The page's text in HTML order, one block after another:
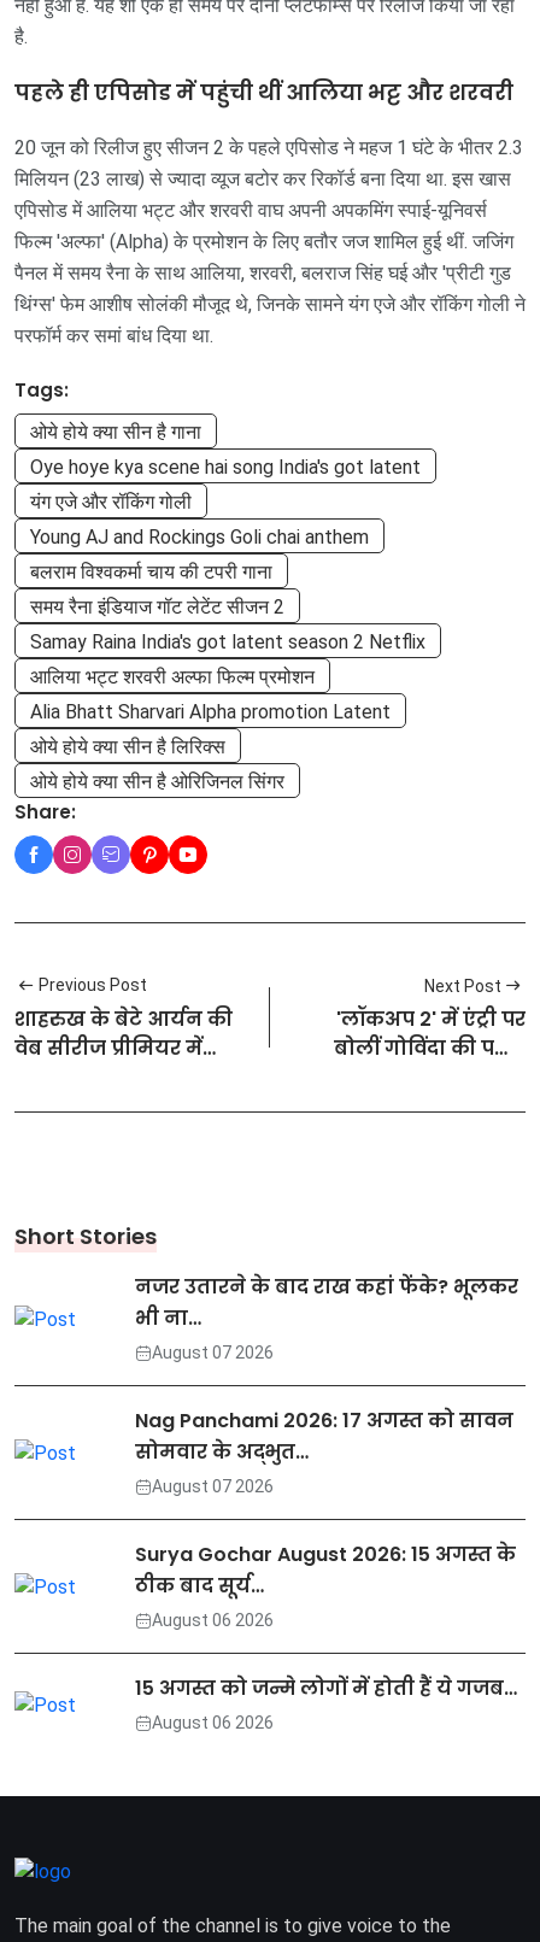
नहीं हुआ है. यह शो एक ही समय पर दोनों प्लेटफॉर्म्स पर रिलीज किया जा रहा
है.
पहले ही एपिसोड में पहुंची थीं आलिया भट्ट और शरवरी
20 जून को रिलीज हुए सीजन 2 के पहले एपिसोड ने महज 1 घंटे के भीतर 2.3
मिलियन (23 लाख) से ज्यादा व्यूज बटोर कर रिकॉर्ड बना दिया था. इस खास
एपिसोड में आलिया भट्ट और शरवरी वाघ अपनी अपकमिंग स्पाई-यूनिवर्स
फिल्म 'अल्फा' (Alpha) के प्रमोशन के लिए बतौर जज शामिल हुई थीं. जजिंग
पैनल में समय रैना के साथ आलिया, शरवरी, बलराज सिंह घई और 'प्रीटी गुड
थिंग्स' फेम आशीष सोलंकी मौजूद थे, जिनके सामने यंग एजे और रॉकिंग गोली ने
परफॉर्म कर समां बांध दिया था.
Tags:
ओये होये क्या सीन है गाना
Oye hoye kya scene hai song India's got latent
यंग एजे और रॉकिंग गोली
Young AJ and Rockings Goli chai anthem
बलराम विश्वकर्मा चाय की टपरी गाना
समय रैना इंडियाज गॉट लेटेंट सीजन 2
Samay Raina India's got latent season 2 Netflix
आलिया भट्ट शरवरी अल्फा फिल्म प्रमोशन
Alia Bhatt Sharvari Alpha promotion Latent
ओये होये क्या सीन है लिरिक्स
ओये होये क्या सीन है ओरिजिनल सिंगर
Share:
Previous Post
शाहरुख के बेटे आर्यन की
वेब सीरीज प्रीमियर में
लुक ने सबका ध्यान खींचा
Next Post
'लॉकअप 2' में एंट्री पर
बोलीं गोविंदा की पत्नी
की तरह रखते हैं, उन्हें डर था
Short Stories
नजर उतारने के बाद राख कहां फेंके? भूलकर
भी ना…
August 07 2026
Nag Panchami 2026: 17 अगस्त को सावन
सोमवार के अद्भुत…
August 07 2026
Surya Gochar August 2026: 15 अगस्त के
ठीक बाद सूर्य…
August 06 2026
15 अगस्त को जन्मे लोगों में होती हैं ये गजब…
August 06 2026
The main goal of the channel is to give voice to the